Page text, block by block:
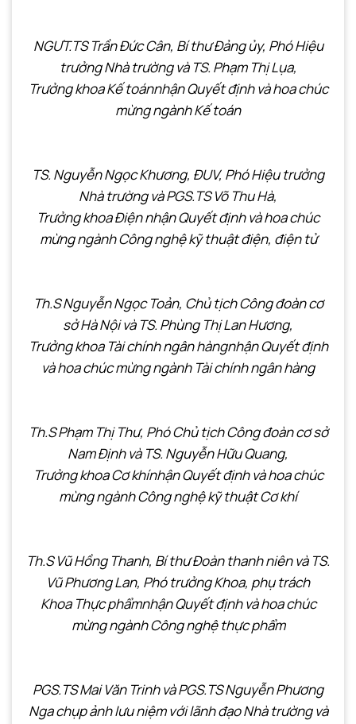
NGƯT.TS Trần Đức Cân, Bí thư Đảng ủy, Phó Hiệu
trưởng Nhà trường và TS. Phạm Thị Lụa,
Trưởng khoa Kế toánnhận Quyết định và hoa chúc
mừngngành Kế toán
TS. Nguyễn Ngọc Khương, ĐUV, Phó Hiệu trưởng
Nhà trường và PGS.TS Võ Thu Hà,
Trưởng khoa Điện nhận Quyết định và hoa chúc
mừngngành Công nghệ kỹ thuật điện, điện tử
Th.S Nguyễn Ngọc Toản, Chủ tịch Công đoàn cơ
sở Hà Nội và TS. Phùng Thị Lan Hương,
Trưởng khoa Tài chính ngân hàngnhận Quyết định
và hoa chúc mừngngành Tài chính ngân hàng
Th.S Phạm Thị Thư, Phó Chủ tịch Công đoàn cơ sở
Nam Định và TS. Nguyễn Hữu Quang,
Trưởng khoa Cơ khínhận Quyết định và hoa chúc
mừngngành Công nghệ kỹ thuật Cơ khí
Th.S Vũ Hồng Thanh, Bí thư Đoàn thanh niên và TS.
Vũ Phương Lan, Phó trưởng Khoa, phụ trách
Khoa Thực phẩmnhận Quyết định và hoa chúc
mừngngành Công nghệ thực phẩm
PGS.TS Mai Văn Trinh và PGS.TS Nguyễn Phương
Ngachụp ảnh lưu niệm với lãnh đạo Nhà trường và